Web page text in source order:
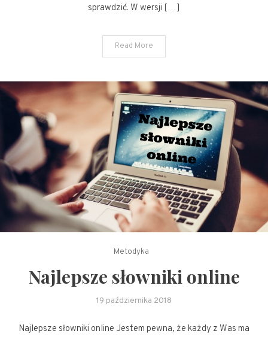
sprawdzić. W wersji […]
Read More
Metodyka
Najlepsze słowniki online
19 października 2018
Najlepsze słowniki online Jestem pewna, że każdy z Was ma